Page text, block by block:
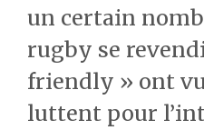
un certain
rugby se
friendly » ont
luttent pour